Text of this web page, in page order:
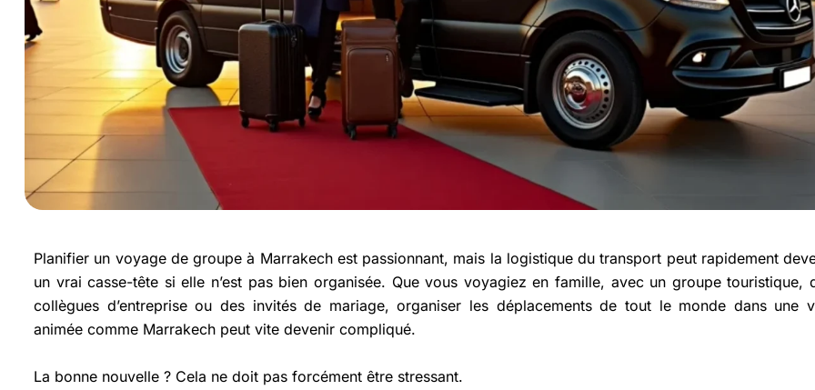
Planifier un voyage de groupe à Marrakech est passionnant, mais la logistique du transport peut rapidement
un vrai casse-tête si elle n’est pas bien organisée. Que vous voyagiez en famille, avec un groupe touristique,
collègues d’entreprise ou des invités de mariage, organiser les déplacements de tout le monde dans une
animée comme Marrakech peut vite devenir compliqué.
La bonne nouvelle ? Cela ne doit pas forcément être stressant.